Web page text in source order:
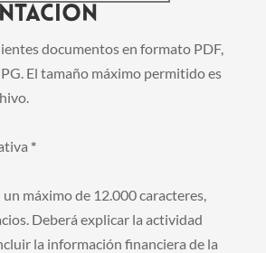
documentos en formato PDF,
El tamaño máximo permitido es
*
máximo de 12.000 caracteres,
Deberá explicar la actividad
la información financiera de la